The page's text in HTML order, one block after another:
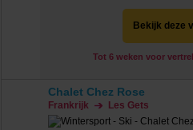
Bekijk deze
Tot 6 weken voor
Chalet Chez Rose
Frankrijk Les Gets